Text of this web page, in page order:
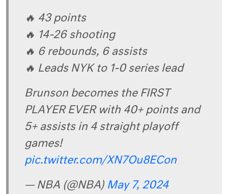
🔥 43 points
🔥 14-26 shooting
🔥 6 rebounds, 6 assists
🔥 Leads NYK to 1-0 series lead
Brunson becomes the FIRST
PLAYER EVER with 40+ points and
5+ assists in 4 straight playoff
games!
pic.twitter.com/XN7Ou8ECon
— NBA (@NBA) May 7, 2024